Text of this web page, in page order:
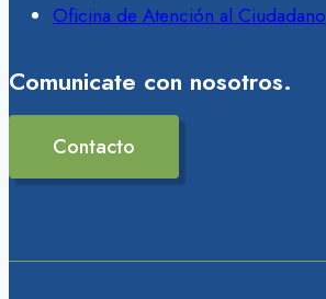
Oficina de Atención al Ciudadano
Comunicate con nosotros.
Contacto